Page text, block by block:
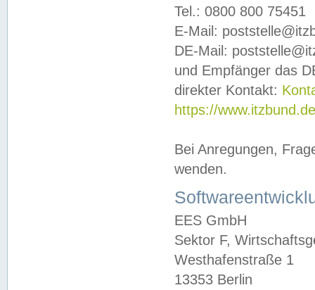
Tel.: 0800 800 75451
E-Mail:
DE-Mail:
und Empfänger das
direkter Kontakt:
https://
Bei Anregungen,
wenden.
EES GmbH
Sektor F,
Westhafenstraße 1
13353 Berlin